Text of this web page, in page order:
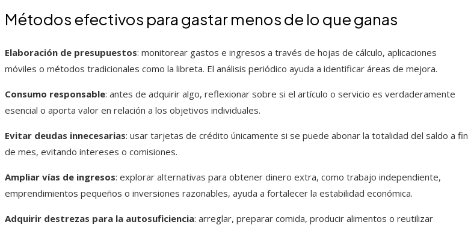
Métodos efectivos para gastar menos de lo que ganas
Elaboración de presupuestos: monitorear gastos e ingresos a través de hojas de cálculo, aplicaciones
móviles o métodos tradicionales como la libreta. El análisis periódico ayuda a identificar áreas de mejora.
Consumo responsable: antes de adquirir algo, reflexionar sobre si el artículo o servicio es verdaderamente
esencial o aporta valor en relación a los objetivos individuales.
Evitar deudas innecesarias: usar tarjetas de crédito únicamente si se puede abonar la totalidad del saldo a fin
de mes, evitando intereses o comisiones.
Ampliar vías de ingresos: explorar alternativas para obtener dinero extra, como trabajo independiente,
emprendimientos pequeños o inversiones razonables, ayuda a fortalecer la estabilidad económica.
Adquirir destrezas para la autosuficiencia: arreglar, preparar comida, producir alimentos o reutilizar